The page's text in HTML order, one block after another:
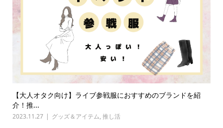
【大人オタク向け】ライブ参戦服におすすめのブランドを紹
介！推...
2023.11.27 グッズ＆アイテム, 推し活